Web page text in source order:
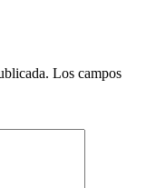
Los campos